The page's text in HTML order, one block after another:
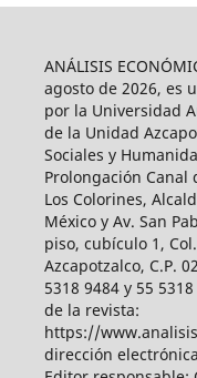
ANÁLISIS
agosto de 2026, es
por la Universidad
de la Unidad
Sociales y
Prolongación Canal
Los Colorines,
México y Av. San
piso, cubículo 1,
Azcapotzalco, C.P.
5318 9484 y 55
de la revista:
https://
dirección